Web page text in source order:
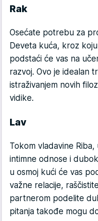
Rak
Osećate potrebu za
Deveta kuća, kroz
podstaći će vas na
razvoj. Ovo je idealan
istraživanjem novih
vidike.
Lav
Tokom vladavine
intimne odnose i
u osmoj kući će vas
važne relacije,
partnerom podelite
pitanja takođe mogu